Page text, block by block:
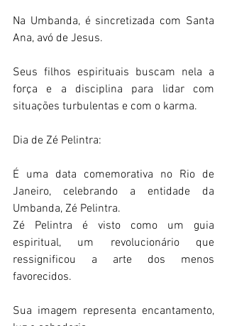
Na Umbanda, é sincretizada com Santa
Ana, avó de Jesus.
Seus filhos espirituais buscam nela a
força e a disciplina para lidar com
situações turbulentas e com o karma.
Dia de Zé Pelintra:
É uma data comemorativa no Rio de
Janeiro, celebrando a entidade da
Umbanda, Zé Pelintra.
Zé Pelintra é visto como um guia
espiritual, um revolucionário que
ressignificou a arte dos menos
favorecidos.
Sua imagem representa encantamento,